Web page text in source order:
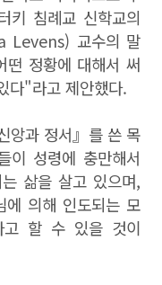
키 침례교 신학교의
Levens) 교수의 말
정황에 대해서 써
다"라고 제안했다.
앙과 정서』를 쓴 목
이 성령에 충만해서
삶을 살고 있으며,
에 의해 인도되는 모
고 할 수 있을 것이